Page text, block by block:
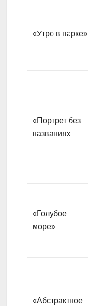
«Утро в парке»
«Портрет без
названия»
«Голубое
море»
«Абстрактное